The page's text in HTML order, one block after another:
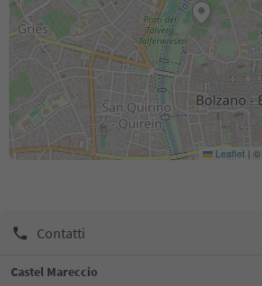
Leaflet | ©
Contatti
Castel Mareccio